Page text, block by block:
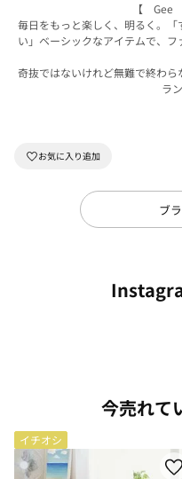
【
毎日をもっと楽しく、明るく。
い」ベーシックなアイテムで、
奇抜ではないけれど無難で終わ
ラ
ブ
今売れて
イチオシ